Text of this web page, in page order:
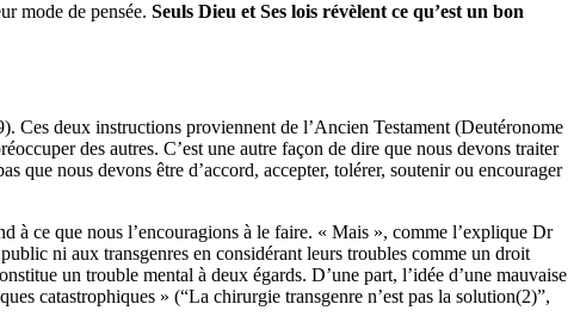
mode de pensée. Seuls Dieu et Ses lois révèlent ce qu’est un bon
Ces deux instructions proviennent de l’Ancien Testament (Deutéronome
des autres. C’est une autre façon de dire que nous devons traiter
que nous devons être d’accord, accepter, tolérer, soutenir ou encourager
à ce que nous l’encouragions à le faire. « Mais », comme l’explique Dr
ni aux transgenres en considérant leurs troubles comme un droit
un trouble mental à deux égards. D’une part, l’idée d’une mauvaise
catastrophiques » (“La chirurgie transgenre n’est pas la solution(2)”,